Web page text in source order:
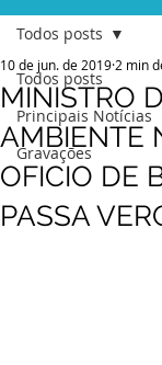
Todos posts
Principais Notícias
Gravações
Todos posts
MINISTRO
AMBIENTE
OFICIO DE
PASSA
10 de jun. de 2019 2 min